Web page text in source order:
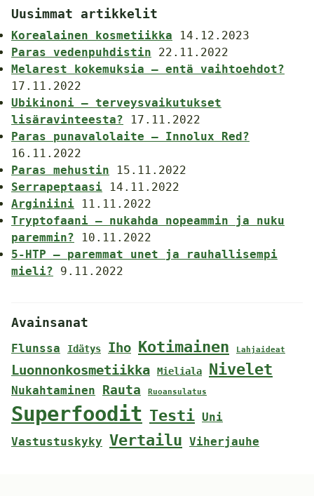
Uusimmat artikkelit
Korealainen kosmetiikka
14.12.2023
Paras vedenpuhdistin
22.11.2022
Melarest kokemuksia – entä vaihtoehdot?
17.11.2022
Ubikinoni – terveysvaikutukset
lisäravinteesta?
17.11.2022
Paras punavalolaite – Innolux Red?
16.11.2022
Paras mehustin
15.11.2022
Serrapeptaasi
14.11.2022
Arginiini
11.11.2022
Tryptofaani – nukahda nopeammin ja nuku
paremmin?
10.11.2022
5-HTP – paremmat unet ja rauhallisempi
mieli?
9.11.2022
Avainsanat
Flunssa Idätys Iho Kotimainen Lahjaideat
Luonnonkosmetiikka Mieliala Nivelet
Nukahtaminen Rauta Ruoansulatus
Superfoodit Testi Uni
Vastustuskyky Vertailu Viherjauhe